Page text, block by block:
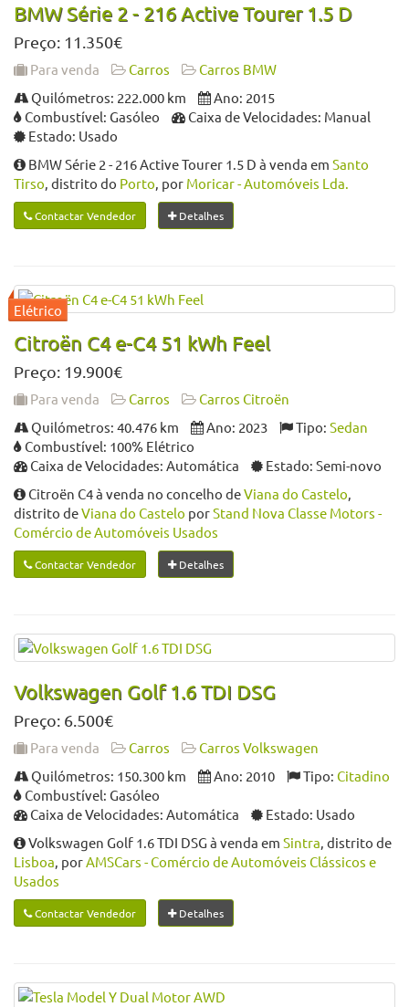
BMW Série 2 - 216 Active Tourer 1.5 D
Preço: 11.350€
Para venda Carros
Carros BMW
Quilómetros: 222.000 km
Ano: 2015
Combustível: Gasóleo
Caixa de Velocidades: Manual
Estado: Usado
BMW Série 2 - 216 Active Tourer 1.5 D à venda em Santo
Tirso, distrito do Porto, por Moricar - Automóveis Lda.
Contactar Vendedor Detalhes
Citroën C4 e-C4 51 kWh Feel
Preço: 19.900€
Para venda Carros
Carros Citroën
Quilómetros: 40.476 km
Ano: 2023 Tipo: Sedan
Combustível: 100% Elétrico
Caixa de Velocidades: Automática
Estado: Semi-novo
Citroën C4 à venda no concelho deViana do Castelo,
distrito deViana do Castelo porStand Nova Classe Motors -
Comércio de Automóveis Usados
Contactar Vendedor Detalhes
Volkswagen Golf 1.6 TDI DSG
Preço: 6.500€
Para venda Carros
Carros Volkswagen
Quilómetros: 150.300 km
Ano: 2010 Tipo: Citadino
Combustível: Gasóleo
Caixa de Velocidades: Automática
Estado: Usado
Volkswagen Golf 1.6 TDI DSG à venda em Sintra, distrito de
Lisboa, porAMSCars - Comércio de Automóveis Clássicos e
Usados
Contactar Vendedor Detalhes